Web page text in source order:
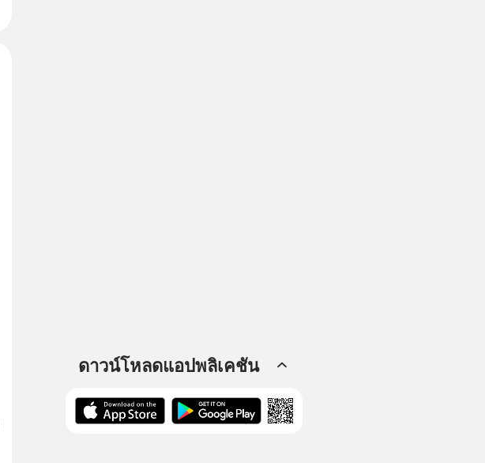
ดาวน์โหลดแอปพลิเคชัน